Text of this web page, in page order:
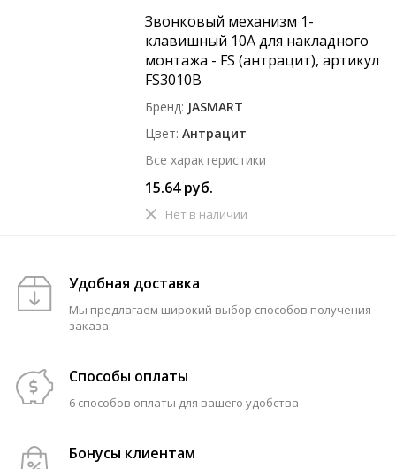
Звонковый механизм 1-
клавишный 10A для накладного
монтажа - FS (антрацит), артикул
FS3010B
Бренд JASMART
Цвет Антрацит
Все характеристики
15.64 руб.
Нет в наличии
Удобная доставка
Мы предлагаем широкий выбор способов получения
заказа
Способы оплаты
6 способов оплаты для вашего удобства
Бонусы клиентам